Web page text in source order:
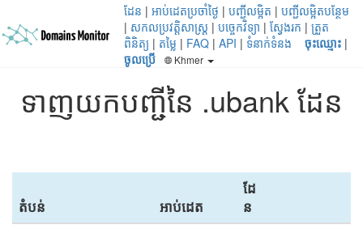
ដែន | អាប់ដេតប្រចាំថ្ងៃ | បញ្ជីលម្អិត | បញ្ជីលម្អិតបន្ថែម
| សកលប្រវត្តិសាស្ត្រ | បច្ចេកវិទ្យា | ស្វែងរក | ត្រួត
ពិនិត្យ | តម្លៃ | FAQ | API | ទំនាក់ទំនង ចុះឈ្មោះ |
ចូលប្រើ
Khmer
ទាញយកបញ្ជីនៃ .ubank ដែន
តំបន់ អាប់ដេត
ដែ
ន